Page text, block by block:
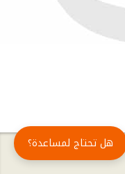
هل تحتاج لمساعدة؟